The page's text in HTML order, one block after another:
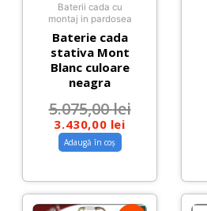
Baterii cada cu
montaj in pardosea
Baterie cada
stativa Mont
Blanc culoare
neagra
5.075,00lei
3.430,00 lei
Adaugă în coș